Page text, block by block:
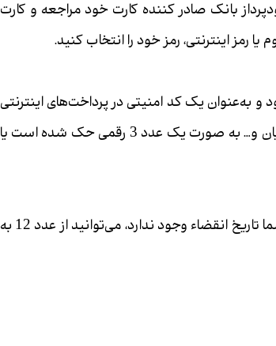
بانک صادر کننده کارت خود مراجعه و کارت
اینترنتی، رمز خود را انتخاب کنید.
می‌شود و به‌‌‌‌‌‌‌‌‌‌‌‌‌‌‌‌‌‌‌‌‌‌‌‌‌‌‌‌‌‌‌‌‌‌‌‌‌‌‌‌‌‌‌‌‌‌‌‌‌‌‌‌‌عنوان یک کد امنیتی در پرداخت‌‌‌‌‌‌‌‌‌‌‌‌‌‌‌‌‌‌‌‌‌‌‌‌‌‌‌‌‌‌‌‌‌‌‌‌‌‌‌‌‌‌‌‌‌‌‌‌‌‌‌‌‌های اینترنتی
کاربرد دارد. این کد روی کارت‌‌‌‌‌‌‌‌‌‌‌‌‌‌‌‌‌‌‌‌‌‌‌‌‌‌‌‌‌‌‌‌‌‌‌‌‌‌‌‌‌‌‌‌‌‌‌‌‌‌‌‌‌ بانک‏‌های ملت، صادرات، پاسارگاد، سامان، پارسیان و… به صورت یک عدد 3 رقمی حک شده است یا
تاریخ انقضا هم روی بیشتر کارت‌های بانکی حک شده است. اگر روی کارت شما تاریخ انقضاء وجود ندارد، می‏‌توانید از عدد 12 به